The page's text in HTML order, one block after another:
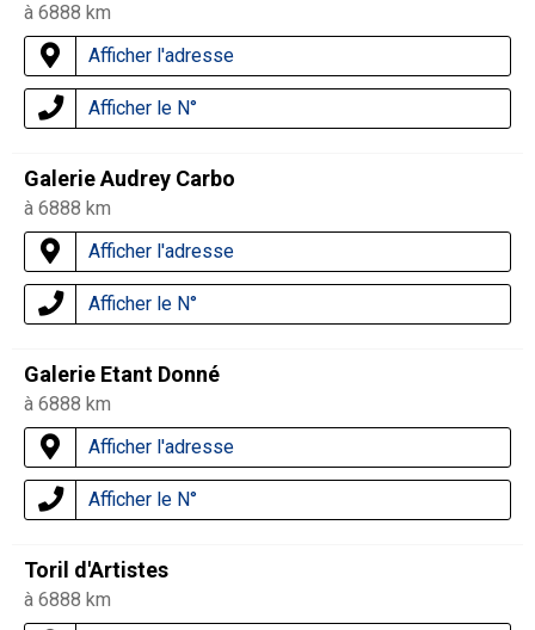
à 6888 km
Afficher l'adresse
Afficher le N°
Galerie Audrey Carbo
à 6888 km
Afficher l'adresse
Afficher le N°
Galerie Etant Donné
à 6888 km
Afficher l'adresse
Afficher le N°
Toril d'Artistes
à 6888 km